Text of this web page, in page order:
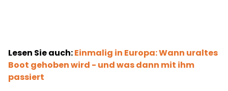
Lesen Sie auch:Einmalig in Europa: Wann uraltes
Boot gehoben wird - und was dann mit ihm
passiert